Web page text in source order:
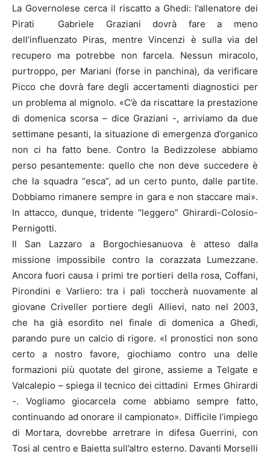
La Governolese cerca il riscatto a Ghedi: l’allenatore dei
Pirati Gabriele Graziani dovrà fare a meno
dell’influenzato Piras, mentre Vincenzi è sulla via del
recupero ma potrebbe non farcela. Nessun miracolo,
purtroppo, per Mariani (forse in panchina), da verificare
Picco che dovrà fare degli accertamenti diagnostici per
un problema al mignolo. «C’è da riscattare la prestazione
di domenica scorsa – dice Graziani -, arriviamo da due
settimane pesanti, la situazione di emergenza d’organico
non ci ha fatto bene. Contro la Bedizzolese abbiamo
perso pesantemente: quello che non deve succedere è
che la squadra “esca”, ad un certo punto, dalle partite.
Dobbiamo rimanere sempre in gara e non staccare mai».
In attacco, dunque, tridente “leggero” Ghirardi-Colosio-
Pernigotti.
Il San Lazzaro a Borgochiesanuova è atteso dalla
missione impossibile contro la corazzata Lumezzane.
Ancora fuori causa i primi tre portieri della rosa, Coffani,
Pirondini e Varliero: tra i pali toccherà nuovamente al
giovane Criveller portiere degli Allievi, nato nel 2003,
che ha già esordito nel finale di domenica a Ghedi,
parando pure un calcio di rigore. «I pronostici non sono
certo a nostro favore, giochiamo contro una delle
formazioni più quotate del girone, assieme a Telgate e
Valcalepio – spiega il tecnico dei cittadini Ermes Ghirardi
-. Vogliamo giocarcela come abbiamo sempre fatto,
continuando ad onorare il campionato». Difficile l’impiego
di Mortara, dovrebbe arretrare in difesa Guerrini, con
Tosi al centro e Baietta sull’altro esterno. Davanti Morselli